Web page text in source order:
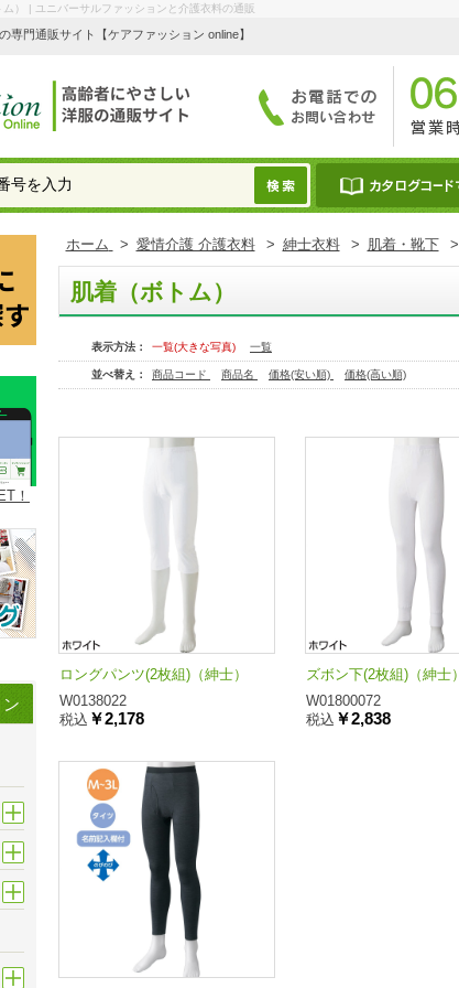
） | ユニバーサルファッションと介護衣料の通販
専門通販サイト【ケアファッション online】
！
ホーム > 愛情介護 介護衣料 > 紳士衣料 > 肌着・靴下 >
肌着（ボトム）
表示方法： 一覧(大きな写真) 一覧
並べ替え： 商品コード 商品名 価格(安い順) 価格(高い順)
ロングパンツ(2枚組)（紳士）
W0138022
税込 ￥2,178
ズボン下(2枚組)（紳士）
W01800072
税込 ￥2,838